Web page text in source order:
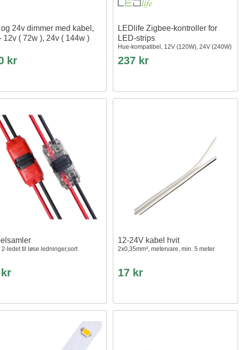
24v dimmer med kabel,
12v ( 72w ), 24v ( 144w )
kr
LEDlife Zigbee-kontroller for
LED-strips
Hue-kompatibel, 12V (120W), 24V (240W)
237 kr
2-ledet til løse ledninger,sort
12-24V kabel hvit
2x0,35mm², metervare, min. 5 meter
17 kr